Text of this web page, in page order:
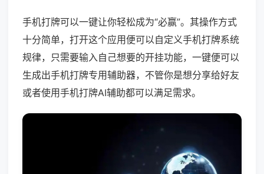
手机打牌可以一键让你轻松成为“必赢”。其操作方式
十分简单，打开这个应用便可以自定义手机打牌系统
规律，只需要输入自己想要的开挂功能，一键便可以
生成出手机打牌专用辅助器，不管你是想分享给好友
或者使用手机打牌AI辅助都可以满足需求。